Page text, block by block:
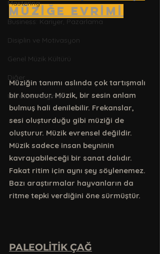
Mastering
Business: Kariyer, Pazarlama
Disiplin ve Motivasyon
Genel Müzik Kültürü
Diğer
Ücretsiz Pluginler
MÜZİĞE EVRİMİ
Müziğin tanımı aslında çok tartışmalı
bir konudur. Müzik, bir sesin anlam
bulmuş hali denilebilir. Frekanslar,
sesi oluşturduğu gibi müziği de
oluşturur. Müzik evrensel değildir.
Müzik sadece insan beyninin
kavrayabileceği bir sanat dalıdır.
Fakat ritim için aynı şey söylenemez.
Bazı araştırmalar hayvanların da
ritme tepki verdiğini öne sürmüştür.
PALEOLİTİK ÇAĞ